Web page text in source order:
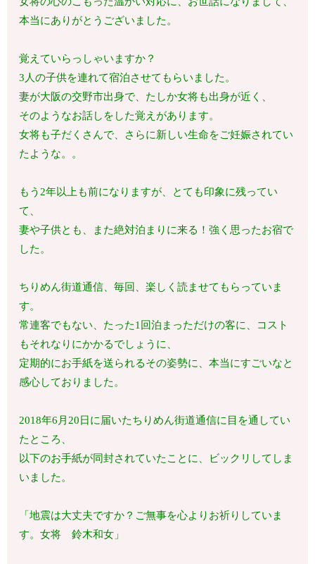
本当にありがとうございました。
覚えていらっしゃいますか？
3人の子供を連れて宿泊させてもらいました。
妻が大阪の交野市出身で、たしか女将も出身が近く、
そのようなお話しをした覚えがあります。
女将も子だくさんで、さらに新しい生命をご妊娠されてい
たような。。
もう2年以上も前になりますが、とても印象に残ってい
て、
妻や子供とも、また絶対泊まりに来る！強く思ったお宿で
した。
ちりめん街道通信、毎回、楽しく読ませてもらっていま
す。
常連客でもない、たった1回泊まっただけの客に、コスト
もそれなりにかかるでしょうに、
定期的にお手紙を送られるその姿勢に、本当にすごいなと
感心しておりました。
2018年6月20日に届いたちりめん街道通信に目を通してい
たところ、
以下のお手紙が同封されていたことに、ビックリしてしま
いました。
「地震は大丈夫ですか？ご無事を心よりお祈りしていま
す。女将 鈴木和女」